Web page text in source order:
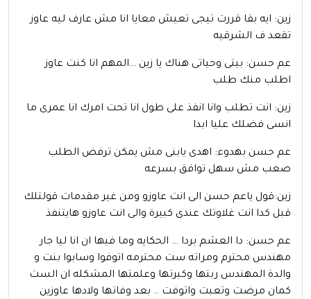
زين: ايه بقا قررت تيجى تعيش معايا انا مش عارف ليه عاوز
تقعد ف الشرقيه
عم حسن: بيتى وحياتى هناك يا زين …المهم انا كنت عاوز
اطلب منك طلب
زين: انت تطلب وانا انفذ على طول انا تحت امرك انا عمرى ما
انسى فضلك عليا ابدا
عم حسن بهدوء: اهدى يابنى مش يمكن ترفض الطلب
صعب مش سهل توافق بسرعه
زين:قول ياعم حسن الى انت عاوزو ومن غير مقدمات قولتلك
قبل كدا انت غلاوتك عندى كبيرة والى انت عاوزو هايتنفذ
عم حسن: دا العشم بردا … الحكايه وما فيها ان انا ليا جار
مهندس محترم ومراته ست محترمه اتوفوا وسابوا بنت و
والدة المهندس ربتها وكبرتها وعلمتها المشكله ان الست
كمان مرضت وتعبت واتوفت .. بعد وفاتها ولادها عاوزين